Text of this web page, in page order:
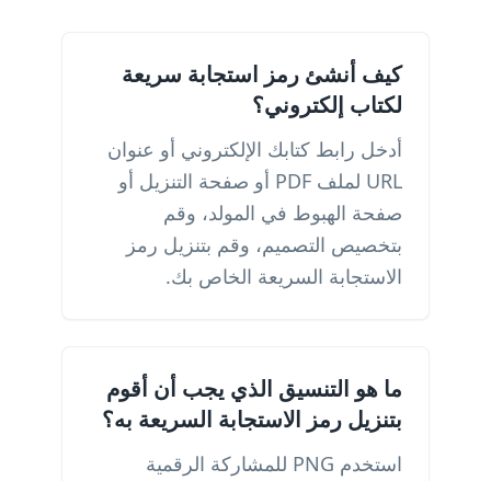
كيف أنشئ رمز استجابة سريعة
لكتاب إلكتروني؟
أدخل رابط كتابك الإلكتروني أو عنوان
URL لملف PDF أو صفحة التنزيل أو
صفحة الهبوط في المولد، وقم
بتخصيص التصميم، وقم بتنزيل رمز
الاستجابة السريعة الخاص بك.
ما هو التنسيق الذي يجب أن أقوم
بتنزيل رمز الاستجابة السريعة به؟
استخدم PNG للمشاركة الرقمية